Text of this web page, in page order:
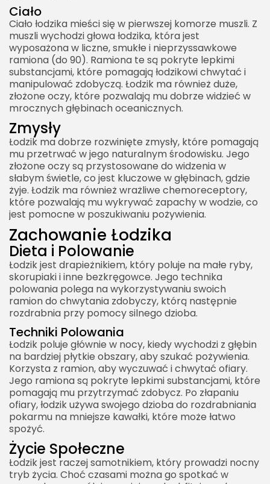
Ciało
Ciało łodzika mieści się w pierwszej komorze muszli. Z
muszli wychodzi głowa łodzika, która jest
wyposażona w liczne, smukłe i nieprzyssawkowe
ramiona (do 90). Ramiona te są pokryte lepkimi
substancjami, które pomagają łodzikowi chwytać i
manipulować zdobyczą. Łodzik ma również duże,
złożone oczy, które pozwalają mu dobrze widzieć w
mrocznych głębinach oceanicznych.
Zmysły
Łodzik ma dobrze rozwinięte zmysły, które pomagają
mu przetrwać w jego naturalnym środowisku. Jego
złożone oczy są przystosowane do widzenia w
słabym świetle, co jest kluczowe w głębinach, gdzie
żyje. Łodzik ma również wrażliwe chemoreceptory,
które pozwalają mu wykrywać zapachy w wodzie, co
jest pomocne w poszukiwaniu pożywienia.
Zachowanie Łodzika
Dieta i Polowanie
Łodzik jest drapieżnikiem, który poluje na małe ryby,
skorupiaki i inne bezkręgowce. Jego technika
polowania polega na wykorzystywaniu swoich
ramion do chwytania zdobyczy, którą następnie
rozdrabnia przy pomocy silnego dzioba.
Techniki Polowania
Łodzik poluje głównie w nocy, kiedy wychodzi z głębin
na bardziej płytkie obszary, aby szukać pożywienia.
Korzysta z ramion, aby wyczuwać i chwytać ofiary.
Jego ramiona są pokryte lepkimi substancjami, które
pomagają mu przytrzymać zdobycz. Po złapaniu
ofiary, łodzik używa swojego dzioba do rozdrabniania
pokarmu na mniejsze kawałki, które może łatwo
spożyć.
Życie Społeczne
Łodzik jest raczej samotnikiem, który prowadzi nocny
tryb życia. Choć czasami można go spotkać w
3. Życie na Głębokościach
4. Kontrola Wyporności
5. Długa Żywotność
Podsumowanie
1. Żywa Skamieniałość
2. Wyjątkowy System Wyporności
3. Oczy "Pinhole"
4. Liczne Ramiona
5. Długowieczność